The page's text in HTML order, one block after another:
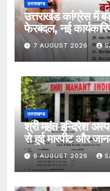
उत्तराखण्ड
उत्तराखंड कांग्रेस में
फेरबदल, नई
गठन7 AUGUST 2026
उत्तराखण्ड
श्री महंत इन्दिरेश
से हुई मारपीट और
6 AUGUST 2026